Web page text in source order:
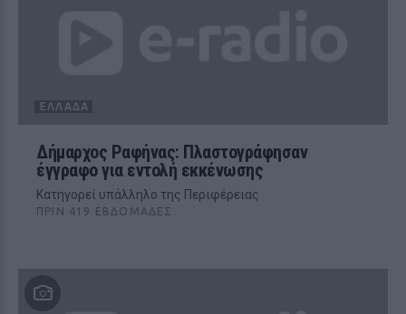
ΕΛΛΆΔΑ
Δήμαρχος Ραφήνας: Πλαστογράφησαν
έγγραφο για εντολή εκκένωσης
Κατηγορεί υπάλληλο της Περιφέρειας
ΠΡΙΝ 419 ΕΒΔΟΜΆΔΕΣ